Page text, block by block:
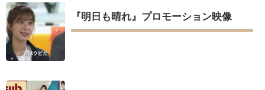
『明日も晴れ』プロモーション映像